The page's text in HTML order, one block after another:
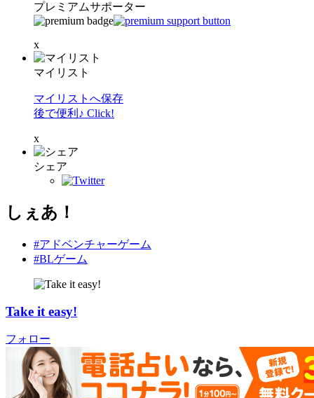
プレミアムサポーター
x
マイリスト
マイリストへ保存
後で便利♪ Click!
x
シェア
しぇあ！
#アドベンチャーゲーム
#BLゲーム
Take it easy!
フォロー